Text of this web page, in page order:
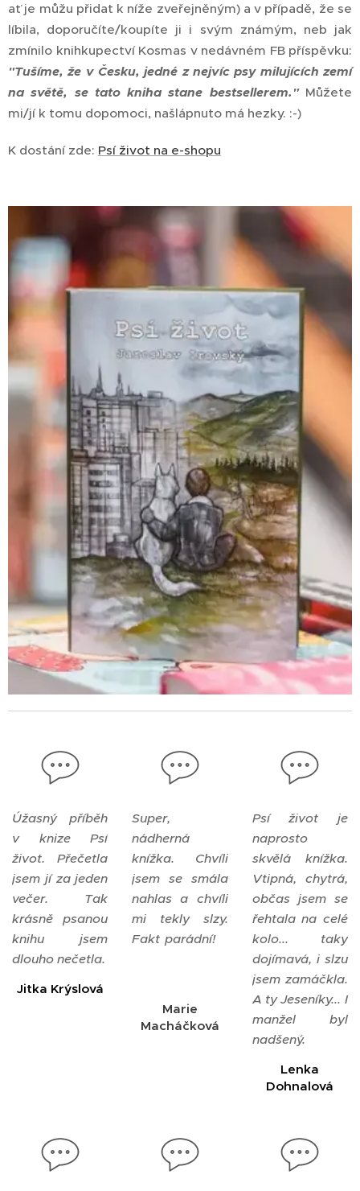
ať je můžu přidat k níže zveřejněným) a v případě, že se
líbila, doporučíte/koupíte ji i svým známým, neb jak
zmínilo knihkupectví Kosmas v nedávném FB příspěvku:
"Tušíme, že v Česku, jedné z nejvíc psy milujících zemí
na světě, se tato kniha stane bestsellerem."Můžete
mi/jí k tomu dopomoci, našlápnuto má hezky. :-)
K dostání zde: Psí život na e-shopu
Úžasný příběh
v knize Psí
život. Přečetla
jsem jí za jeden
večer. Tak
krásně psanou
knihu jsem
dlouho nečetla.
Jitka Krýslová
Super,
nádherná
knížka. Chvíli
jsem se smála
nahlas a chvíli
mi tekly slzy.
Fakt parádní!
Marie
Macháčková
Psí život je
naprosto
skvělá knížka.
Vtipná, chytrá,
občas jsem se
řehtala na celé
kolo... taky
dojímavá, i slzu
jsem zamáčkla.
A ty Jeseníky... I
manžel byl
nadšený.
Lenka
Dohnalová